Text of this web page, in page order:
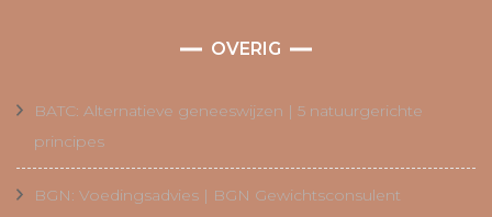
OVERIG
BATC: Alternatieve geneeswijzen | 5 natuurgerichte
principes
BGN: Voedingsadvies | BGN Gewichtsconsulent